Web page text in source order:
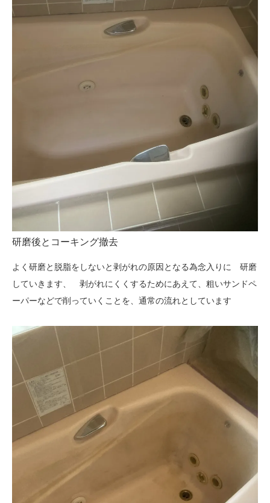
研磨後とコーキング撤去
よく研磨と脱脂をしないと剥がれの原因となる為念入りに 研磨
していきます、 剥がれにくくするためにあえて、粗いサンドペ
ーパーなどで削っていくことを、通常の流れとしています